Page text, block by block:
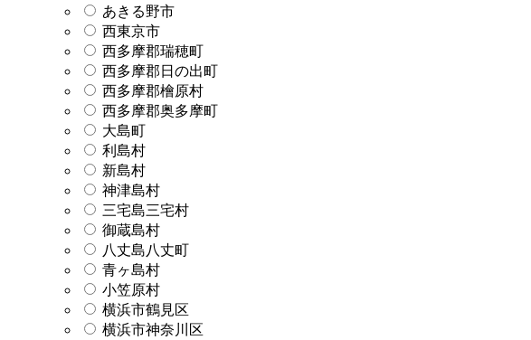
あきる野市
西東京市
西多摩郡瑞穂町
西多摩郡日の出町
西多摩郡檜原村
西多摩郡奥多摩町
大島町
利島村
新島村
神津島村
三宅島三宅村
御蔵島村
八丈島八丈町
青ヶ島村
小笠原村
横浜市鶴見区
横浜市神奈川区